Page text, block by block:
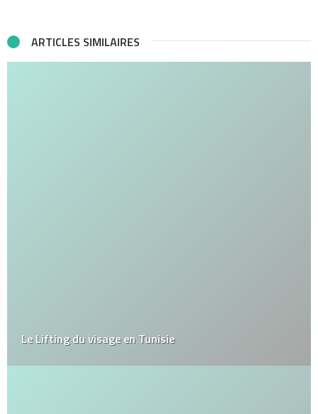
ARTICLES SIMILAIRES
Le Lifting du visage en Tunisie